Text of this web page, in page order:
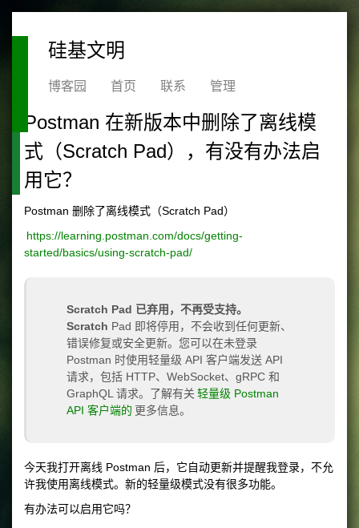
硅基文明
博客园 首页 联系 管理
Postman 在新版本中删除了离线模
式（Scratch Pad），有没有办法启
用它？
Postman 删除了离线模式（Scratch Pad）
https://learning.postman.com/docs/getting-
started/basics/using-scratch-pad/
Scratch Pad 已弃用，不再受支持。
Scratch Pad 即将停用，不会收到任何更新、
错误修复或安全更新。您可以在未登录
Postman 时使用轻量级 API 客户端发送 API
请求，包括 HTTP、WebSocket、gRPC 和
GraphQL 请求。了解有关 轻量级 Postman
API 客户端的 更多信息。
今天我打开离线 Postman 后，它自动更新并提醒我登录，不允
许我使用离线模式。新的轻量级模式没有很多功能。
有办法可以启用它吗？